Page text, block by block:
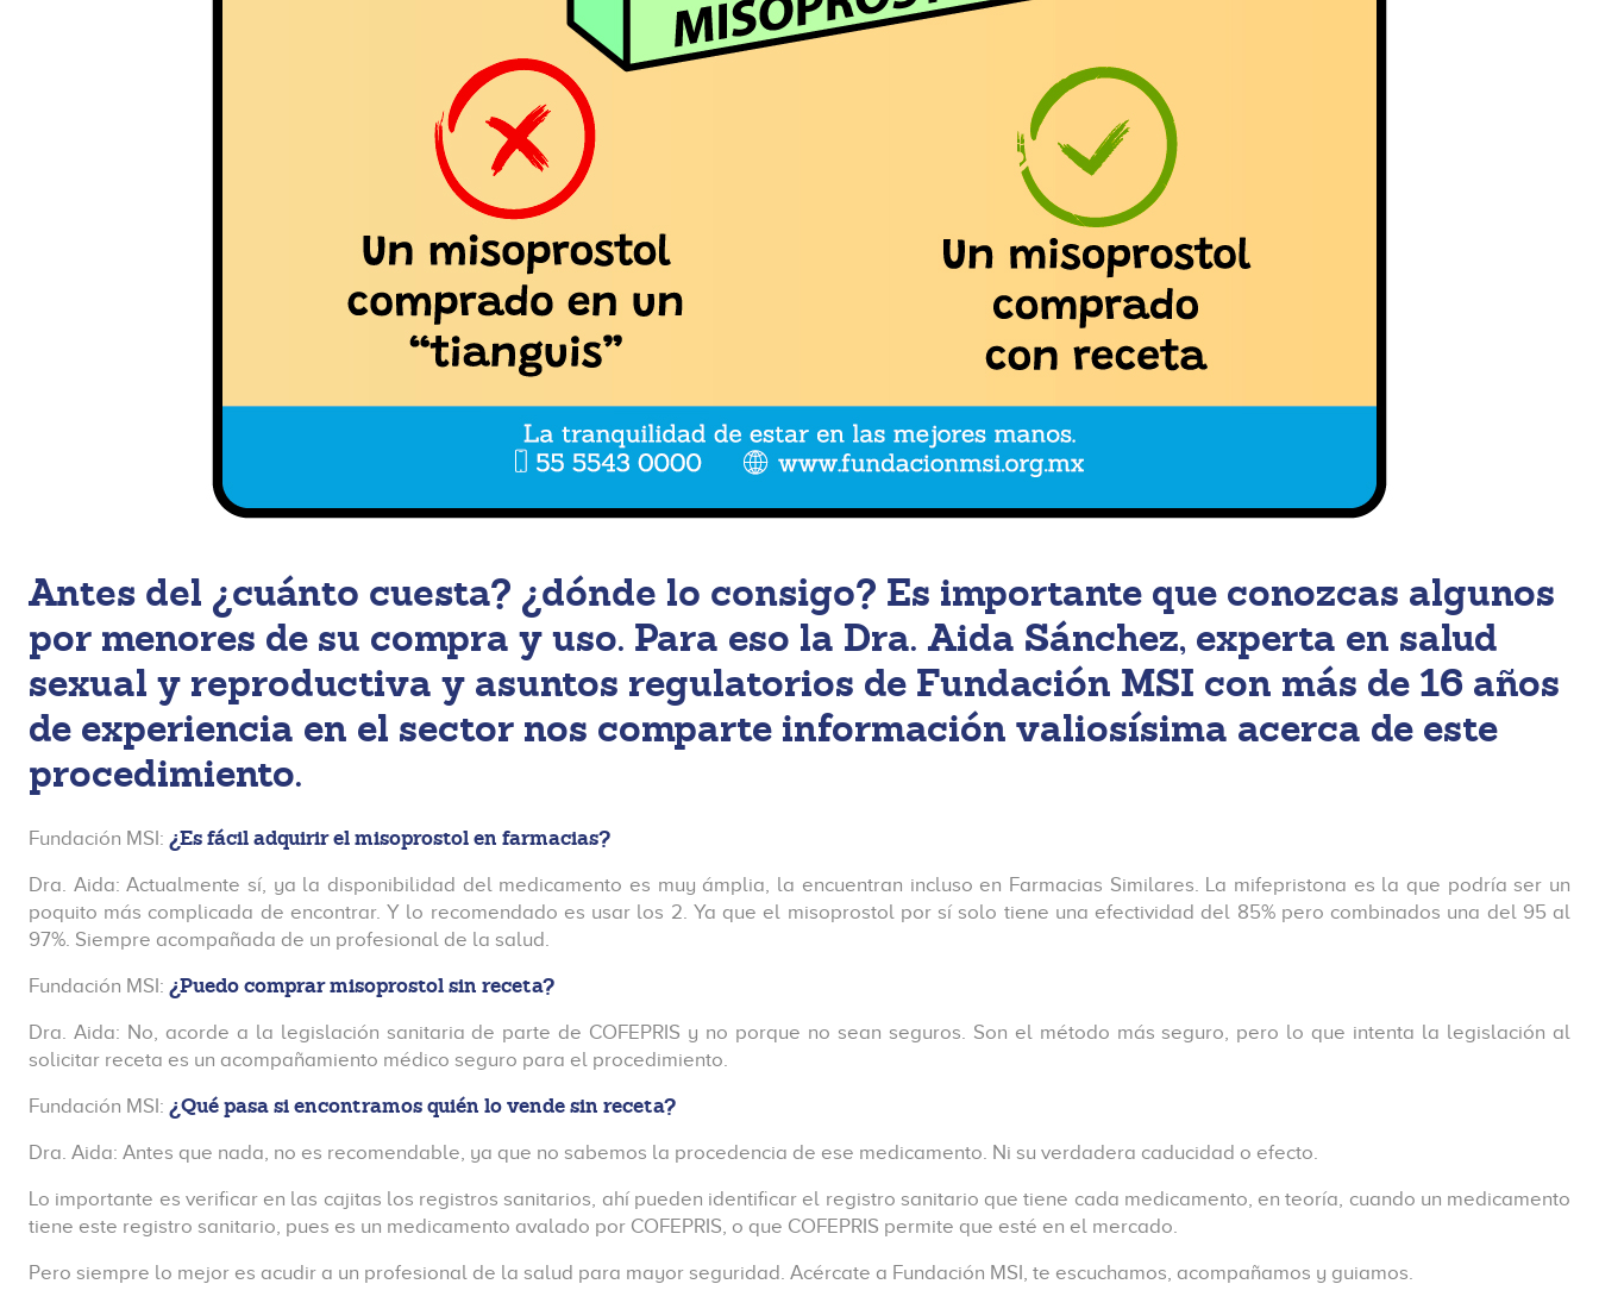
Antes del ¿cuánto cuesta? ¿dónde lo consigo? Es importante que conozcas algunos
por menores de su compra y uso. Para eso la Dra. Aida Sánchez, experta en salud
sexual y reproductiva y asuntos regulatorios de Fundación MSI con más de 16 años
de experiencia en el sector nos comparte información valiosísima acerca de este
procedimiento.
Fundación MSI: ¿Es fácil adquirir el misoprostol en farmacias?
Dra. Aida: Actualmente sí, ya la disponibilidad del medicamento es muy ámplia, la encuentran incluso en Farmacias Similares. La mifepristona es la que podría ser un
poquito más complicada de encontrar. Y lo recomendado es usar los 2. Ya que el misoprostol por sí solo tiene una efectividad del 85% pero combinados una del 95 al
97%. Siempre acompañada de un profesional de la salud.
Fundación MSI: ¿Puedo comprar misoprostol sin receta?
Dra. Aida: No, acorde a la legislación sanitaria de parte de COFEPRIS y no porque no sean seguros. Son el método más seguro, pero lo que intenta la legislación al
solicitar receta es un acompañamiento médico seguro para el procedimiento.
Fundación MSI: ¿Qué pasa si encontramos quién lo vende sin receta?
Dra. Aida: Antes que nada, no es recomendable, ya que no sabemos la procedencia de ese medicamento. Ni su verdadera caducidad o efecto.
Lo importante es verificar en las cajitas los registros sanitarios, ahí pueden identificar el registro sanitario que tiene cada medicamento, en teoría, cuando un medicamento
tiene este registro sanitario, pues es un medicamento avalado por COFEPRIS, o que COFEPRIS permite que esté en el mercado.
Pero siempre lo mejor es acudir a un profesional de la salud para mayor seguridad. Acércate a Fundación MSI, te escuchamos, acompañamos y guiamos.